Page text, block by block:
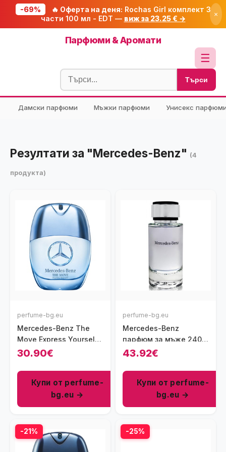
-69% 🔥 Оферта на деня: Rochas Girl комплект 3
части 100 мл - EDT — виж за 23.25 € → ×
Парфюми & Аромати
☰
Блог
🧮 Калкулатори
🔍 Намери продукт
Търси
Дамски парфюми Мъжки парфюми Унисекс
Резултати за "Mercedes-Benz" (4
продукта)
perfume-bg.eu
Mercedes-Benz The
Move Express Yourself
парфюм за мъже 60 мл
30.90€
Купи от perfume-
bg.eu →
perfume-bg.eu
Mercedes-Benz
парфюм за мъже 240
мл - EDT
43.92€
Купи от perfume-
bg.eu →
-21% -25%